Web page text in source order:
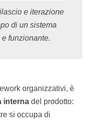
e iterazione
di un sistema
funzionante.
organizzativi, è
interna del prodotto:
si occupa di